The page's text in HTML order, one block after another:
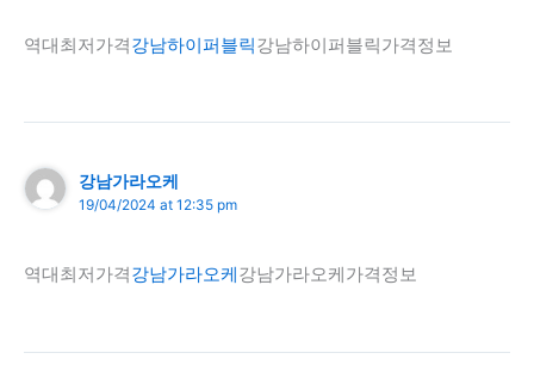
역대최저가격강남하이퍼블릭강남하이퍼블릭가격정보
강남가라오케
19/04/2024 at 12:35 pm
역대최저가격강남가라오케강남가라오케가격정보